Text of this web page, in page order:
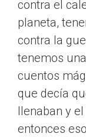
contra el
planeta,
contra la
tenemos
cuentos
que decía
llenaban y
entonces